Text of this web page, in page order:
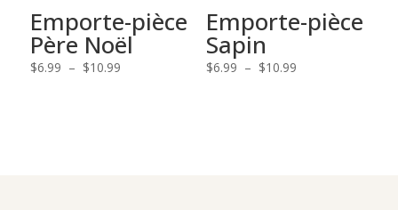
Emporte-pièce
Père Noël
$6.99 – $10.99Plage
Emporte-pièce
Sapin
$6.99 – $10.99Plage